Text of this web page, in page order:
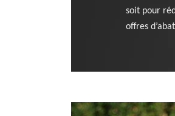
soit pour
offres